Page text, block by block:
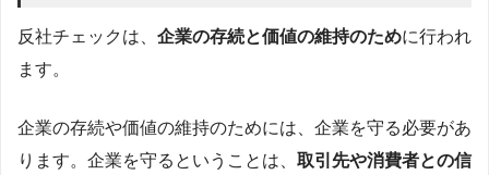
反社チェックは、 企業の存続と価値の維持のために行われ
ます。
企業の存続や価値の維持のためには、企業を守る必要があ
ります。企業を守るということは、 取引先や消費者との信